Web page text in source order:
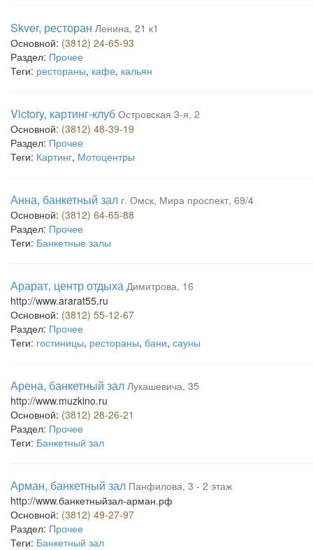
Skver, ресторан Ленина, 21 к1
Основной: (3812) 24-65-93
Раздел: Прочее
Теги: рестораны, кафе, кальян
Victory, картинг-клуб Островская 3-я, 2
Основной: (3812) 48-39-19
Раздел: Прочее
Теги: Картинг, Мотоцентры
Анна, банкетный зал г. Омск, Мира проспект, 69/4
Основной: (3812) 64-65-88
Раздел: Прочее
Теги: Банкетные залы
Арарат, центр отдыха Димитрова, 16
http://www.ararat55.ru
Основной: (3812) 55-12-67
Раздел: Прочее
Теги: гостиницы, рестораны, бани, сауны
Арена, банкетный зал Лукашевича, 35
http://www.muzkino.ru
Основной: (3812) 28-26-21
Раздел: Прочее
Теги: Банкетный зал
Арман, банкетный зал Панфилова, 3 - 2 этаж
http://www.банкетныйзал-арман.рф
Основной: (3812) 49-27-97
Раздел: Прочее
Теги: Банкетный зал